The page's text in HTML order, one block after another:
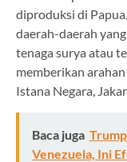
diproduksi di
daerah-daerah
tenaga surya atau
memberikan
Istana Negara,
Baca juga
Venezuela, Ini